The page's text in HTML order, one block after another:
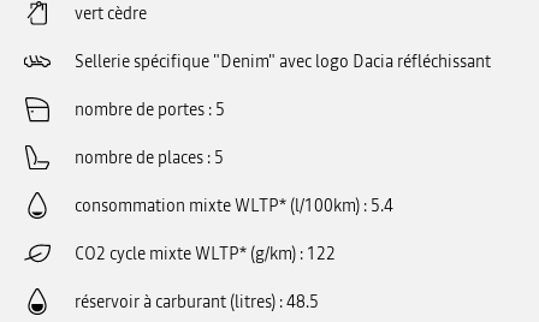
vert cèdre
Sellerie spécifique "Denim" avec logo Dacia réfléchissant
nombre de portes 5
nombre de places 5
consommation mixte WLTP* (l/100km) 5.4
CO2 cycle mixte WLTP* (g/km) 122
réservoir à carburant (litres) 48.5